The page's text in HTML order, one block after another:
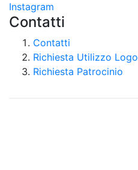
Instagram
Contatti
Contatti
Richiesta Utilizzo Logo
Richiesta Patrocinio